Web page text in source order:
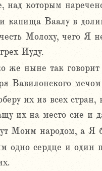
над которым
капища Ваалу в
Молоху, чего Я
Иуду.
же ныне так говорит
Вавилонского
их из всех
их на место сие и
Моим народом, а Я
одно сердце и один